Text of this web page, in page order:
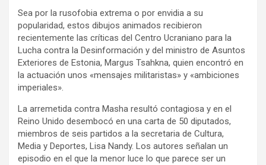
Sea por la rusofobia extrema o por envidia a su
popularidad, estos dibujos animados recibieron
recientemente las críticas del Centro Ucraniano para la
Lucha contra la Desinformación y del ministro de Asuntos
Exteriores de Estonia, Margus Tsahkna, quien encontró en
la actuación unos «mensajes militaristas» y «ambiciones
imperiales».
La arremetida contra Masha resultó contagiosa y en el
Reino Unido desembocó en una carta de 50 diputados,
miembros de seis partidos a la secretaria de Cultura,
Media y Deportes, Lisa Nandy. Los autores señalan un
episodio en el que la menor luce lo que parece ser un